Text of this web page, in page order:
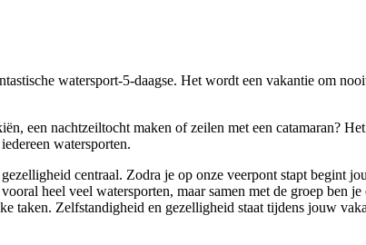
watersport-5-daagse. Het wordt een vakantie om
een nachtzeiltocht maken of zeilen met een catamaran?
watersporten.
centraal. Zodra je op onze veerpont stapt begint
heel veel watersporten, maar samen met de groep ben
taken. Zelfstandigheid en gezelligheid staat tijdens jouw